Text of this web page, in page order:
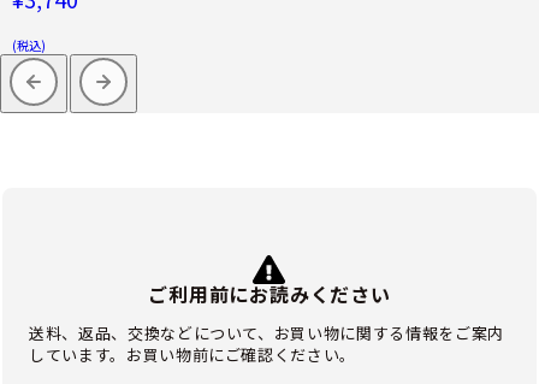
(税込)
ご利用前にお読みください
送料、返品、交換などについて、お買い物に関する情報をご案内
しています。お買い物前にご確認ください。